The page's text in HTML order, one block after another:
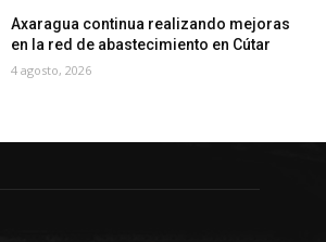
Axaragua continua realizando mejoras
en la red de abastecimiento en Cútar
4 agosto, 2026